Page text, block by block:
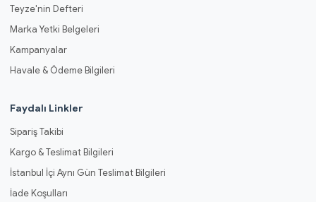
Teyze'nin Defteri
Marka Yetki Belgeleri
Kampanyalar
Havale & Ödeme Bilgileri
Faydalı Linkler
Sipariş Takibi
Kargo & Teslimat Bilgileri
İstanbul İçi Aynı Gün Teslimat Bilgileri
İade Koşulları